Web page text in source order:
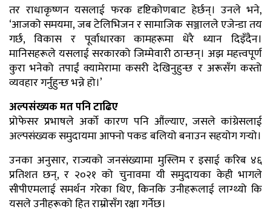
तर राधाकृष्णन यसलाई फरक दृष्टिकोणबाट हेर्छन्। उनले भने,
‘आजको समयमा, जब टेलिभिजन र सामाजिक सञ्जालले एजेन्डा तय
गर्छ, विकास र पूर्वाधारका कामहरूमा धेरै ध्यान दिइँदैन।
मानिसहरूले यसलाई सरकारको जिम्मेवारी ठान्छन्। अझ महत्त्वपूर्ण
कुरा भनेको तपाईं क्यामेरामा कसरी देखिनुहुन्छ र अरूसँग कस्तो
व्यवहार गर्नुहुन्छ भन्ने हो।’
अल्पसंख्यक मत पनि टाढिए
प्रोफेसर प्रभाषले अर्को कारण पनि औंल्याए, जसले कांग्रेसलाई
अल्पसंख्यक समुदायमा आफ्नो पकड बलियो बनाउन सहयोग गर्‍यो।
उनका अनुसार, राज्यको जनसंख्यामा मुस्लिम र इसाई करिब ४६
प्रतिशत छन्, र २०२१ को चुनावमा यी समुदायका केही भागले
सीपीएमलाई समर्थन गरेका थिए, किनकि उनीहरूलाई लाग्थ्यो कि
यसले उनीहरूको हित राम्रोसँग रक्षा गर्नेछ।